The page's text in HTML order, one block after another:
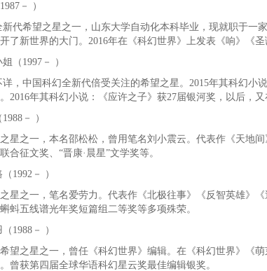
－ ）
新代希望之星之一，山东大学自动化本科毕业，现就职于一
了新世界的大门。2016年在《科幻世界》上发表《响》《
（1997－ ）
，中国科幻全新代倍受关注的希望之星。2015年其科幻
2016年其科幻小说：《应许之子》获27届银河奖，以后，
－ ）
之一，本名邵松松，曾用笔名刘小震云。代表作《天地间
合征文奖、“晋康·晨星”文学奖等。
1992－ ）
之一，笔名爱劳力。代表作《北极往事》《反智英雄》《
蚪五线谱光年奖短篇组二等奖等多项殊荣。
1988－ ）
之星之一，曾任《科幻世界》编辑。在《科幻世界》《
曾获第四届全球华语科幻星云奖最佳编辑银奖。